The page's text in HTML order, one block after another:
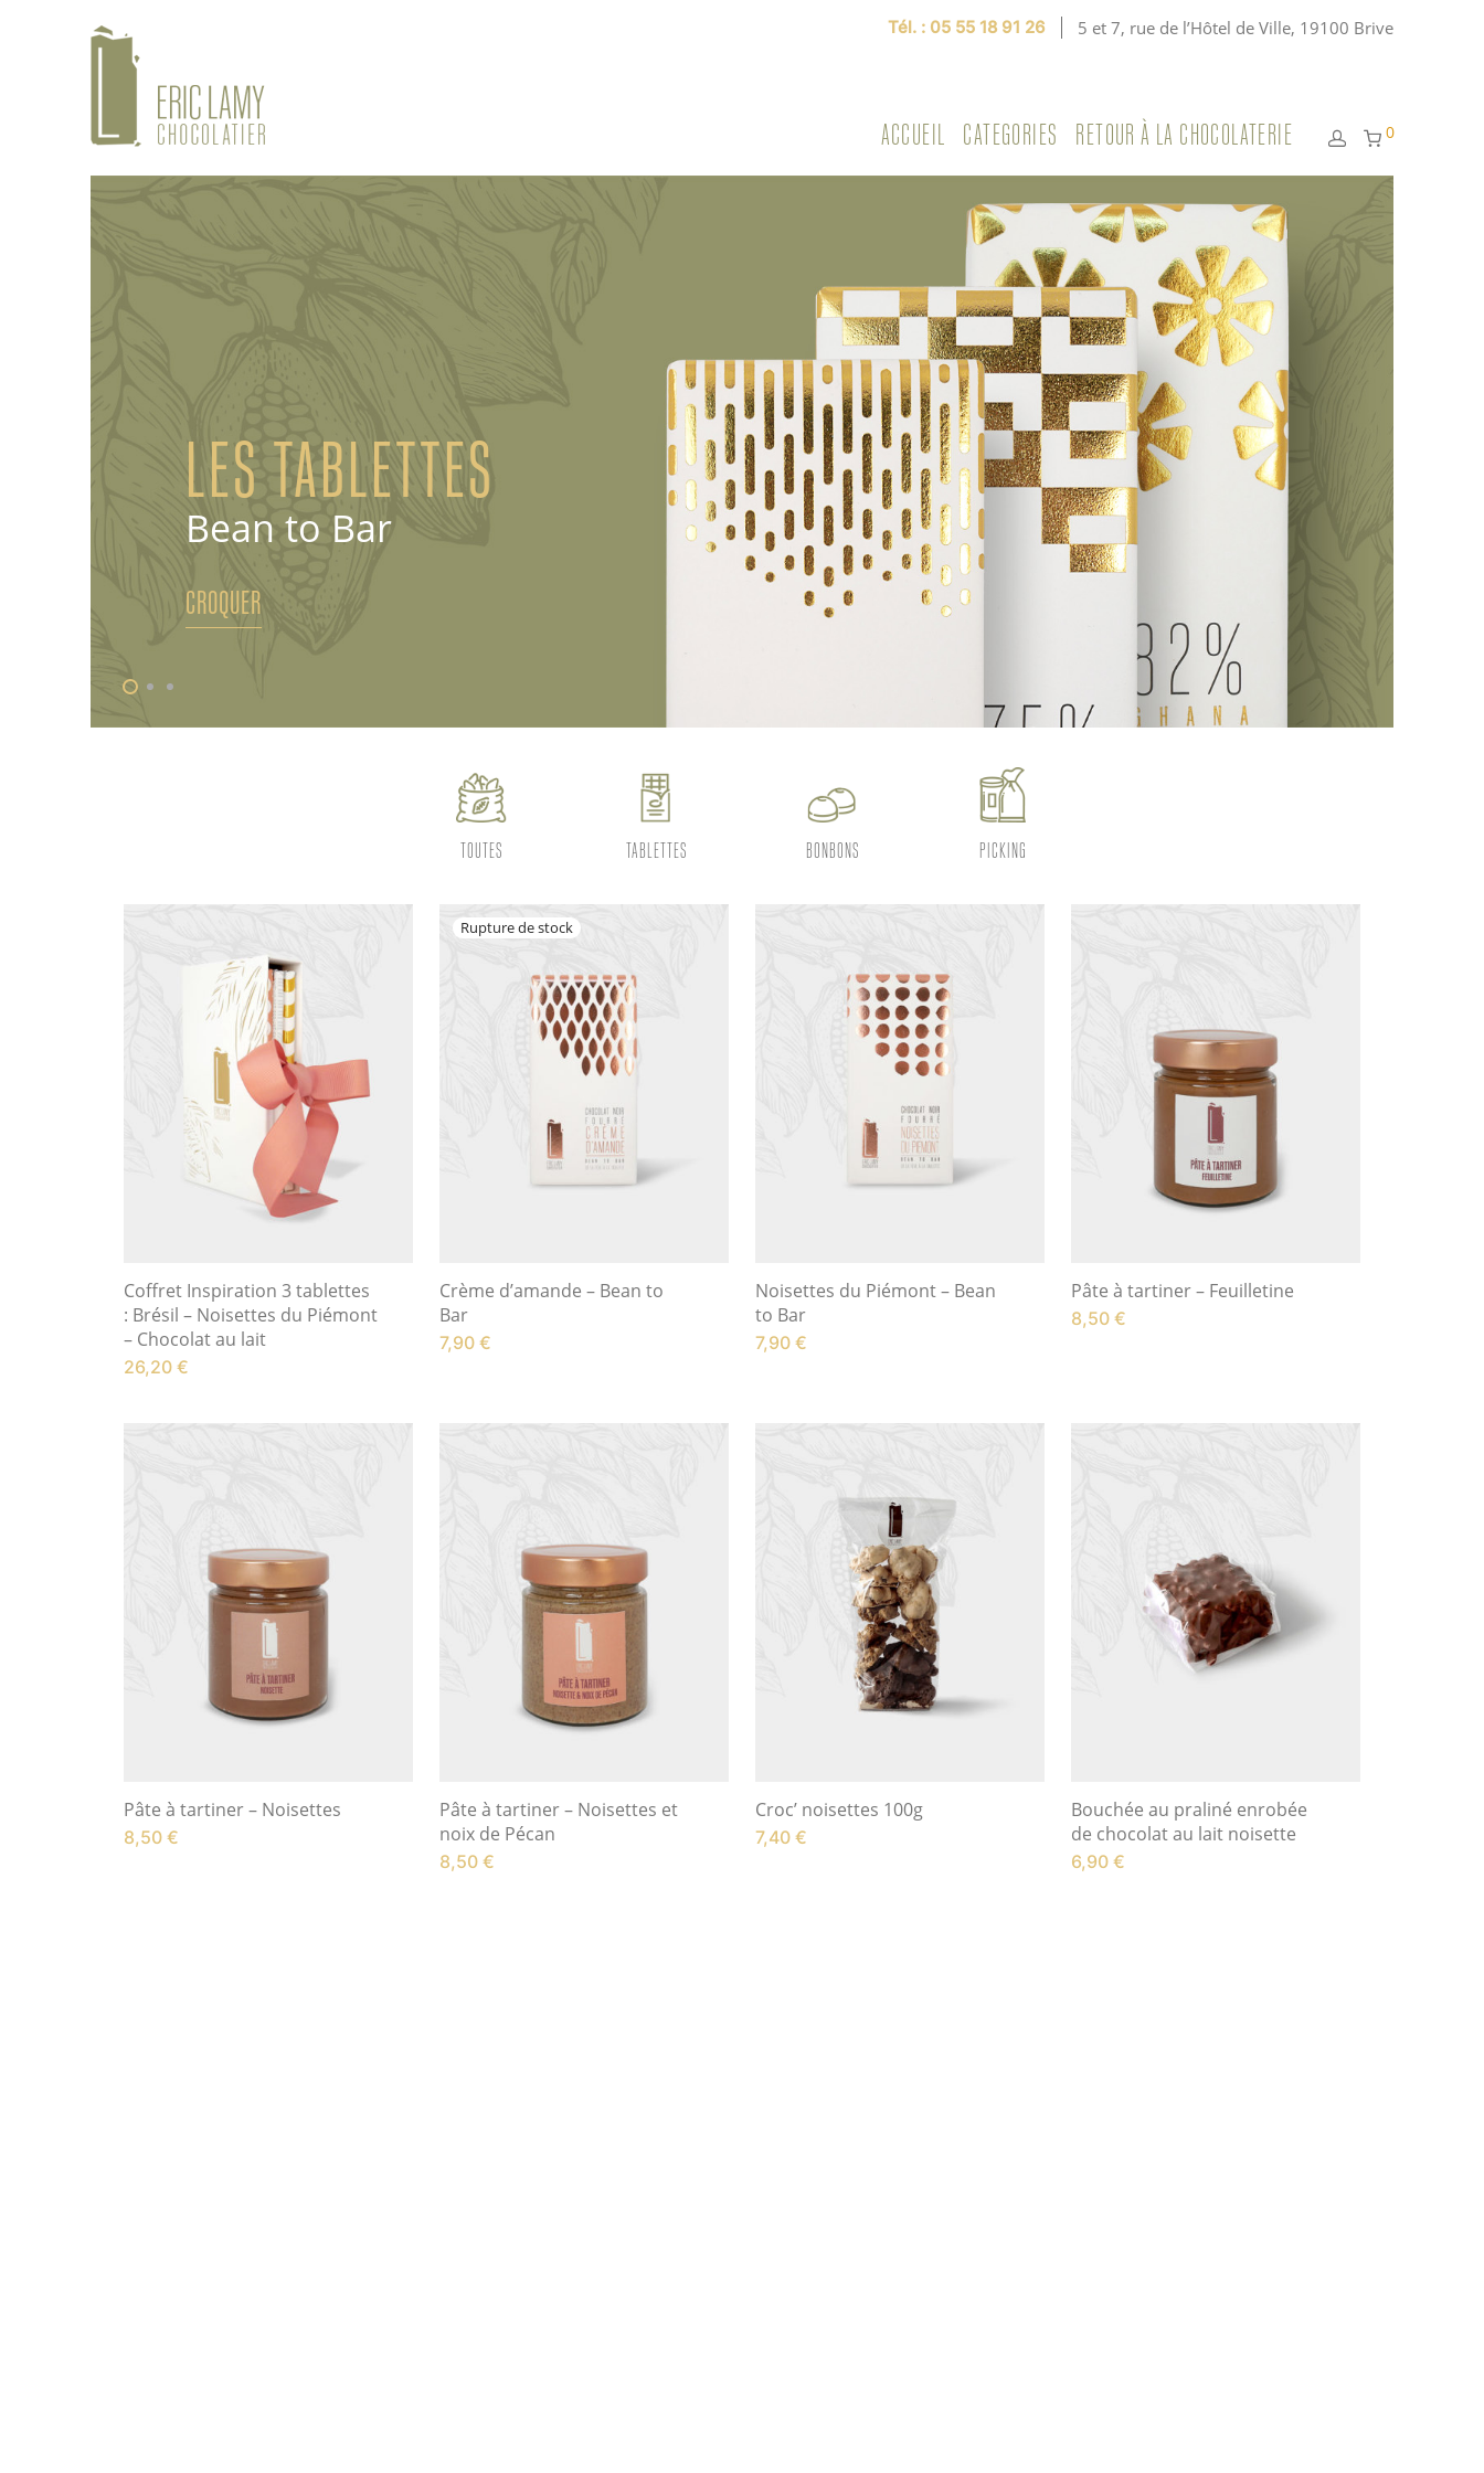
ACCUEIL CATEGORIES RETOUR À LA CHOCOLATERIE 0
Tél. : 05 55 18 91 26 5 et 7, rue de l’Hôtel de Ville, 19100 Brive
LES TABLETTES
Bean to Bar
CROQUER
TOUTES TABLETTES BONBONS PICKING
Coffret Inspiration 3 tablettes
: Brésil – Noisettes du Piémont
– Chocolat au lait
26,20 €
Crème d’amande – Bean to
Bar
7,90 €
Noisettes du Piémont – Bean
to Bar
7,90 €
Pâte à tartiner – Feuilletine
8,50 €
Pâte à tartiner – Noisettes
8,50 €
Pâte à tartiner – Noisettes et
noix de Pécan
8,50 €
Croc’ noisettes 100g
7,40 €
Bouchée au praliné enrobée
de chocolat au lait noisette
6,90 €